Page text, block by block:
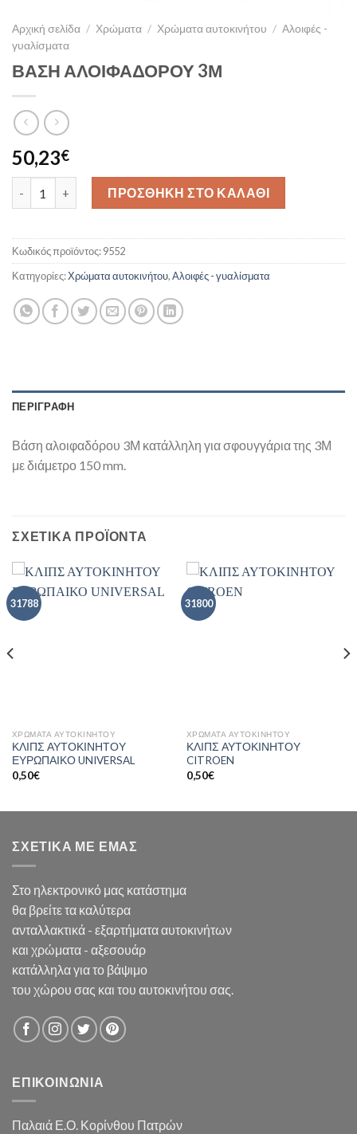
Αρχική σελίδα / Χρώματα / Χρώματα αυτοκινήτου / Aλοιφές -
γυαλίσματα
ΒΑΣΗ ΑΛΟΙΦΑΔΟΡΟΥ 3Μ
50,23€
ΒΑΣΗ ΑΛΟΙΦΑΔΟΡΟΥ 3Μ ποσότητα
ΠΡΟΣΘΗΚΗ ΣΤΟ ΚΑΛΑΘΙ
Κωδικός προϊόντος:9552
Κατηγορίες:Χρώματα αυτοκινήτου,Aλοιφές - γυαλίσματα
ΠΕΡΙΓΡΑΦΗ
Βάση αλοιφαδόρου 3Μ κατάλληλη για σφουγγάρια της 3Μ
με διάμετρο 150 mm.
ΣΧΕΤΙΚΑ ΠΡΟΪΟΝΤΑ
31788
ΧΡΩΜΑΤΑ ΑΥΤΟΚΙΝΗΤΟΥ
ΚΛΙΠΣ ΑΥΤΟΚΙΝΗΤΟΥ
ΕΥΡΩΠΑΙΚΟ UNIVERSAL
0,50€
31800
ΧΡΩΜΑΤΑ ΑΥΤΟΚΙΝΗΤΟΥ
ΚΛΙΠΣ ΑΥΤΟΚΙΝΗΤΟΥ
CITROEN
0,50€
ΣΧΕΤΙΚΑ ΜΕ ΕΜΑΣ
Στο ηλεκτρονικό μας κατάστημα
θα βρείτε τα καλύτερα
ανταλλακτικά - εξαρτήματα αυτοκινήτων
και χρώματα - αξεσουάρ
κατάλληλα για το βάψιμο
του χώρου σας και του αυτοκινήτου σας.
ΕΠΙΚΟΙΝΩΝΙΑ
Παλαιά Ε.Ο. Κορίνθου Πατρών